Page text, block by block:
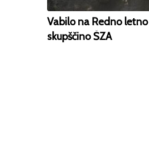
Vabilo na Redno letno
skupščino ŠZA